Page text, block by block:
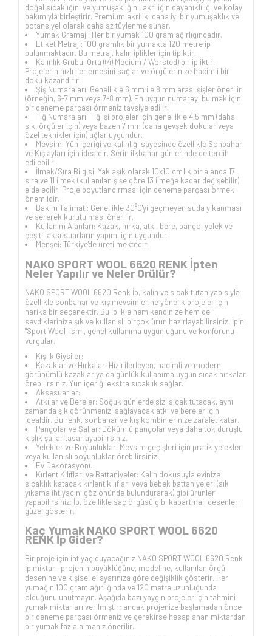
doğal sıcaklığını ve yumuşaklığını, akriliğin dayanıklılığı ve kolay
bakımıyla birleştirir. Premium akrilik, daha iyi bir yumuşaklık ve
potansiyel olarak daha az tüylenme sunar.
Yumak Gramajı: Her bir yumak 100 gram ağırlığındadır.
Etiket Metrajı: 100 gramlık bir yumakta 120 metre ip
bulunmaktadır. Bu metraj, kalın iplikler için tipiktir.
Kalınlık Grubu: Orta ((4) Medium / Worsted) bir ipliktir.
Projelerin hızlı ilerlemesini sağlar ve örgülerinize hacimli bir
doku kazandırır.
Şiş Numaraları: Genellikle 6 mm ile 8 mm arası şişler önerilir
(örneğin, 6-7 mm veya 7-8 mm). En uygun numarayı bulmak için
bir deneme parçası örmeniz tavsiye edilir.
Tığ Numaraları: Tığ işi projeler için genellikle 4.5 mm (daha
sıkı örgüler için) veya bazen 7 mm (daha gevşek dokular veya
özel teknikler için) tığlar uygundur.
Mevsim: Yün içeriği ve kalınlığı sayesinde özellikle Sonbahar
ve Kış ayları için idealdir. Serin ilkbahar günlerinde de tercih
edilebilir.
İlmek/Sıra Bilgisi: Yaklaşık olarak 10x10 cm'lik bir alanda 17
sıra ve 11 ilmek (kullanılan şişe göre 13 ilmeğe kadar değişebilir)
elde edilir. Proje boyutlandırması için deneme parçası örmek
önemlidir.
Bakım Talimatı: Genellikle 30°C'yi geçmeyen suda yıkanması
ve sererek kurutulması önerilir.
Kullanım Alanları: Kazak, hırka, atkı, bere, panço, yelek ve
çeşitli aksesuarların yapımı için uygundur.
Menşei: Türkiye'de üretilmektedir.
NAKO SPORT WOOL 6620 RENK İpten
Neler Yapılır ve Neler Örülür?
NAKO SPORT WOOL 6620 Renk İp, kalın ve sıcak tutan yapısıyla
özellikle sonbahar ve kış mevsimlerine yönelik projeler için
harika bir seçenektir. Bu iplikle hem kendinize hem de
sevdiklerinize şık ve kullanışlı birçok ürün hazırlayabilirsiniz. İpin
"Sport Wool" ismi, genel kullanıma uygunluğunu ve konforunu
vurgular.
Kışlık Giysiler:
Kazaklar ve Hırkalar: Hızlı ilerleyen, hacimli ve modern
görünümlü kazaklar ya da günlük kullanıma uygun sıcak hırkalar
örebilirsiniz. Yün içeriği ekstra sıcaklık sağlar.
Aksesuarlar:
Atkılar ve Bereler: Soğuk günlerde sizi sıcak tutacak, aynı
zamanda şık görünmenizi sağlayacak atkı ve bereler için
idealdir. Bu renk, sonbahar ve kış kombinlerinize zarafet katar.
Pançolar ve Şallar: Dökümlü pançolar veya daha tok duruşlu
kışlık şallar tasarlayabilirsiniz.
Yelekler ve Boyunluklar: Mevsim geçişleri için pratik yelekler
veya kullanışlı boyunluklar örebilirsiniz.
Ev Dekorasyonu:
Kırlent Kılıfları ve Battaniyeler: Kalın dokusuyla evinize
sıcaklık katacak kırlent kılıfları veya bebek battaniyeleri (sık
yıkama ihtiyacını göz önünde bulundurarak) gibi ürünler
yapabilirsiniz. İp, özellikle saç örgüsü gibi kabartmalı desenleri
güzel gösterir.
Kaç Yumak NAKO SPORT WOOL 6620
RENK İp Gider?
Bir proje için ihtiyaç duyacağınız NAKO SPORT WOOL 6620 Renk
İp miktarı, projenin büyüklüğüne, modeline, kullanılan örgü
desenine ve kişisel el ayarınıza göre değişiklik gösterir. Her
yumağın 100 gram ağırlığında ve 120 metre uzunluğunda
olduğunu unutmayın. Aşağıda bazı yaygın projeler için tahmini
yumak miktarları verilmiştir; ancak projenize başlamadan önce
bir deneme parçası örmeniz ve gerekirse hesaplanan miktardan
bir yumak fazla almanız önerilir.